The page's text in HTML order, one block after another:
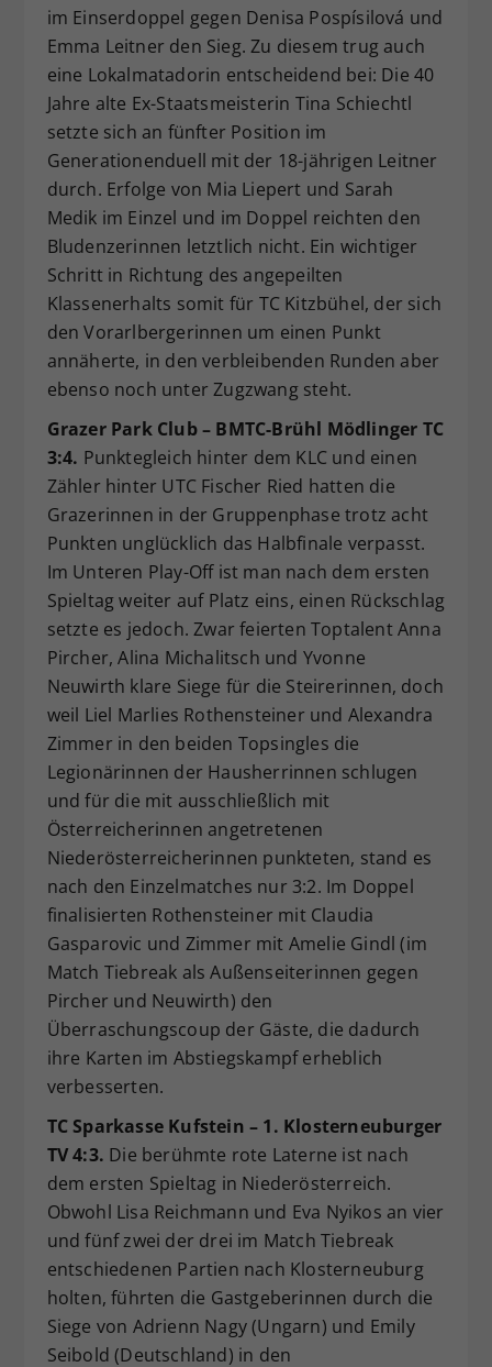
im Einserdoppel gegen Denisa Pospísilová und
Emma Leitner den Sieg. Zu diesem trug auch
eine Lokalmatadorin entscheidend bei: Die 40
Jahre alte Ex-Staatsmeisterin Tina Schiechtl
setzte sich an fünfter Position im
Generationenduell mit der 18-jährigen Leitner
durch. Erfolge von Mia Liepert und Sarah
Medik im Einzel und im Doppel reichten den
Bludenzerinnen letztlich nicht. Ein wichtiger
Schritt in Richtung des angepeilten
Klassenerhalts somit für TC Kitzbühel, der sich
den Vorarlbergerinnen um einen Punkt
annäherte, in den verbleibenden Runden aber
ebenso noch unter Zugzwang steht.
Grazer Park Club – BMTC-Brühl Mödlinger TC
3:4. Punktegleich hinter dem KLC und einen
Zähler hinter UTC Fischer Ried hatten die
Grazerinnen in der Gruppenphase trotz acht
Punkten unglücklich das Halbfinale verpasst.
Im Unteren Play-Off ist man nach dem ersten
Spieltag weiter auf Platz eins, einen Rückschlag
setzte es jedoch. Zwar feierten Toptalent Anna
Pircher, Alina Michalitsch und Yvonne
Neuwirth klare Siege für die Steirerinnen, doch
weil Liel Marlies Rothensteiner und Alexandra
Zimmer in den beiden Topsingles die
Legionärinnen der Hausherrinnen schlugen
und für die mit ausschließlich mit
Österreicherinnen angetretenen
Niederösterreicherinnen punkteten, stand es
nach den Einzelmatches nur 3:2. Im Doppel
finalisierten Rothensteiner mit Claudia
Gasparovic und Zimmer mit Amelie Gindl (im
Match Tiebreak als Außenseiterinnen gegen
Pircher und Neuwirth) den
Überraschungscoup der Gäste, die dadurch
ihre Karten im Abstiegskampf erheblich
verbesserten.
TC Sparkasse Kufstein – 1. Klosterneuburger
TV 4:3. Die berühmte rote Laterne ist nach
dem ersten Spieltag in Niederösterreich.
Obwohl Lisa Reichmann und Eva Nyikos an vier
und fünf zwei der drei im Match Tiebreak
entschiedenen Partien nach Klosterneuburg
holten, führten die Gastgeberinnen durch die
Siege von Adrienn Nagy (Ungarn) und Emily
Seibold (Deutschland) in den